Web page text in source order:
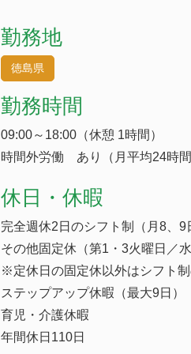
勤務地
徳島県
勤務時間
09:00～18:00（休憩 1時間）
時間外労働 あり（月平均24時間
休日・休暇
完全週休2日のシフト制（月8、9
その他固定休（第1・3火曜日／水
※定休日の固定休以外はシフト
ステップアップ休暇（最大9日）
育児・介護休暇
年間休日110日